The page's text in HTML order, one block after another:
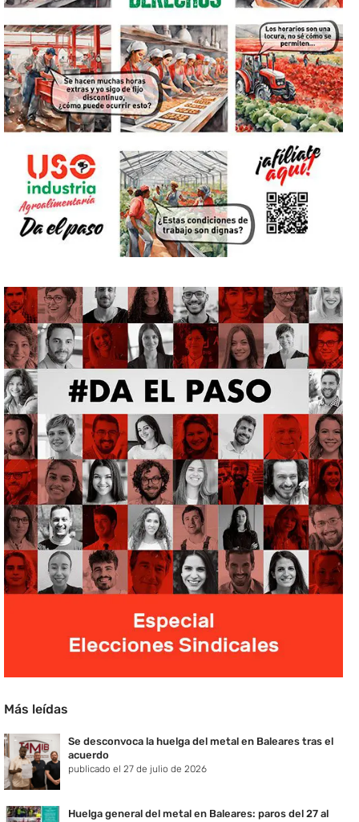
Más leídas
Se desconvoca la huelga del metal en Baleares tras el
acuerdo
publicado el 27 de julio de 2026
Huelga general del metal en Baleares: paros del 27 al